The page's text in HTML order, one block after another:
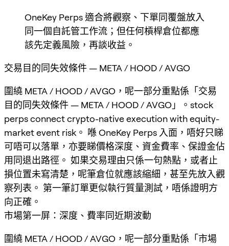
OneKey Perps 適合將觀察、下單同覆盤放入
同一個自託管工作流；但任何槓桿倉位都應
該先定義風險，再談收益。
交易目的同失效條件 — META / HOOD / AVGO
圍繞 META / HOOD / AVGO，呢一部分重點係「交易
目的同失效條件 — META / HOOD / AVGO」。stock
perps connect crypto-native execution with equity-
market event risk。 喺 OneKey Perps 入面，唔好只睇
可唔可以落單，亦要睇價格深度、資金費率、保證金佔
用同退出路徑。 如果交易理由只係一句熱點，或者止
損位置未寫清楚，呢筆倉位就應該縮細，甚至先放入觀
察列表。 第一筆訂單更似執行質量測試，唔係證明方
向正確。
市場第一屏：深度、費率同近期波動
圍繞 META / HOOD / AVGO，呢一部分重點係「市場